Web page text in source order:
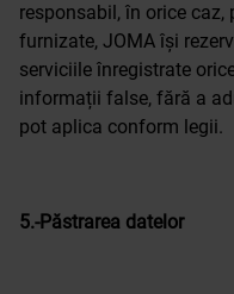
responsabil, în orice
furnizate, JOMA își
serviciile înregistrate
informații false, fără a
pot aplica conform legii.
5.-Păstrarea datelor